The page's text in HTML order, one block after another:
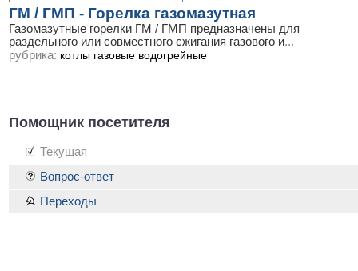
ГМ / ГМП - Горелка газомазутная
Газомазутные горелки ГМ / ГМП предназначены для
раздельного или совместного сжигания газового и...
рубрика: котлы газовые водогрейные
Помощник посетителя
Текущая
Вопрос-ответ
Переходы